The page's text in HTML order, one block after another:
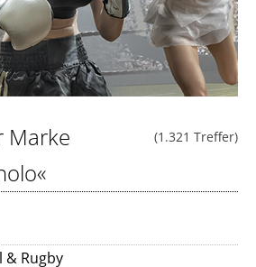
(1.321 Treffer)
Marke
& Rugby